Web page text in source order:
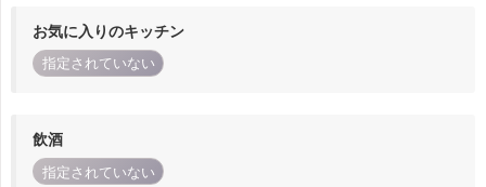
お気に入りのキッチン
指定されていない
飲酒
指定されていない